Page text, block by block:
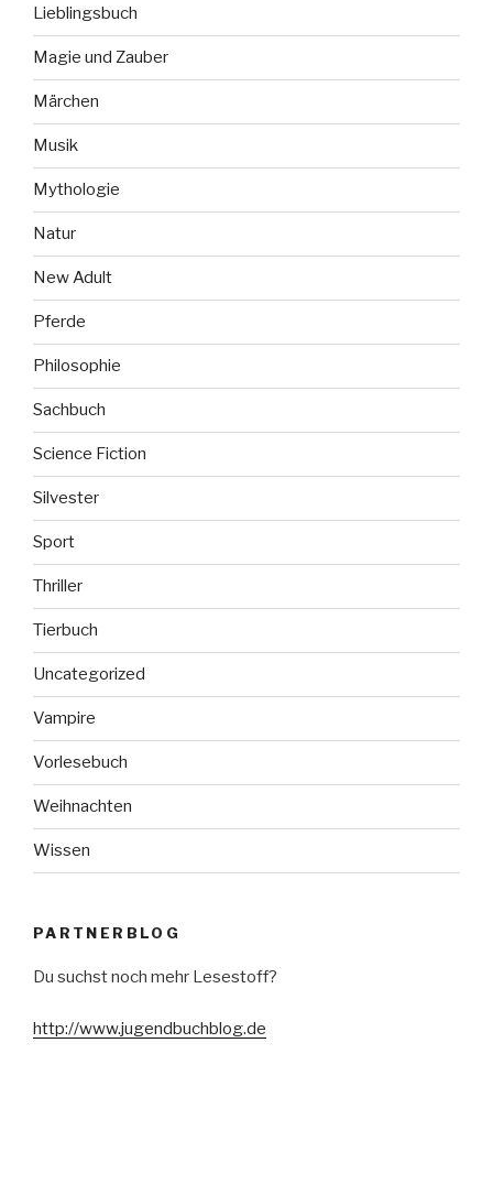
Lieblingsbuch
Magie und Zauber
Märchen
Musik
Mythologie
Natur
New Adult
Pferde
Philosophie
Sachbuch
Science Fiction
Silvester
Sport
Thriller
Tierbuch
Uncategorized
Vampire
Vorlesebuch
Weihnachten
Wissen
PARTNERBLOG
Du suchst noch mehr Lesestoff?
http://www.jugendbuchblog.de